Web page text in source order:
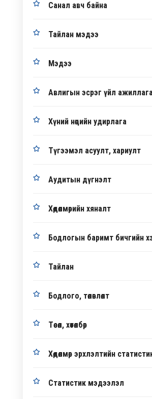
Санал авч байна
Тайлан мэдээ
Мэдээ
Авлигын эсрэг үйл
Хүний нөөцийн удирлага
Түгээмэл асуулт, хариулт
Аудитын дүгнэлт
Хөдөлмөрийн хяналт
Бодлогын баримт бичгийн
Тайлан
Бодлого, төлөвлөлт
Төсөл, хөтөлбөр
Хөдөлмөр эрхлэлтийн
Статистик мэдээлэл